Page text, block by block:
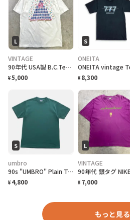
L
VINTAGE
90年代 USA製 B.C.Tee celebrate アートプリントTシャツ メンズL相当 古着 90s VINTAGE ヴィンテージ カナダ BC州 100周年記念 シングルステッチ 白色
¥5,000
S
ONEITA
¥ 8,300
S
umbro
90s "UMBRO" Plain T-Shirt アンブロ 無地Tシャツ [S]
¥ 4,800
L
VINTAGE
¥ 7,000
もっと見る